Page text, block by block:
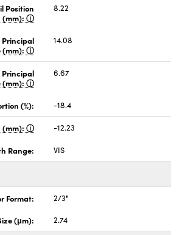
Position
(mm):
8.22
(mm):
14.08
Principal
(mm):
6.67
(%): -18.4
(mm): -12.23
Range: VIS
Format:
2/3"
(μm):
2.74